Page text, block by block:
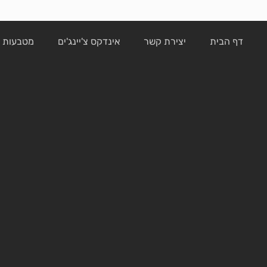
דף הבית יצירת קשר אינדקס צ'יינג'ים מטבעות